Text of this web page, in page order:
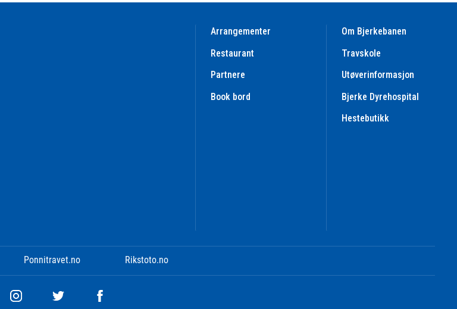
Arrangementer
Restaurant
Partnere
Book bord
Om Bjerkebanen
Travskole
Utøverinformasjon
Bjerke Dyrehospital
Hestebutikk
Ponnitravet.no Rikstoto.no